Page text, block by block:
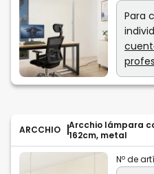
Para
ARCCHIO
Arcchio lámpara
162cm, metal
Nº de